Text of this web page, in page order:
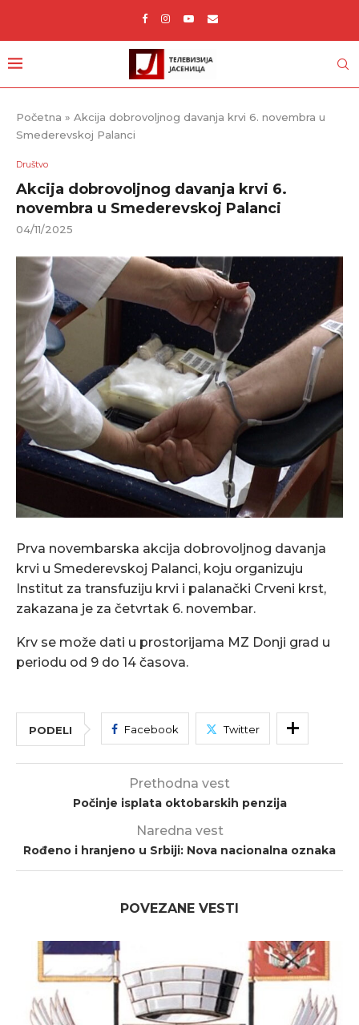
Početna » Akcija dobrovoljnog davanja krvi 6. novembra u
Smederevskoj Palanci
Društvo
Akcija dobrovoljnog davanja krvi 6.
novembra u Smederevskoj Palanci
04/11/2025
Prva novembarska akcija dobrovoljnog davanja
krvi u Smederevskoj Palanci, koju organizuju
Institut za transfuziju krvi i palanački Crveni krst,
zakazana je za četvrtak 6. novembar.
Krv se može dati u prostorijama MZ Donji grad u
periodu od 9 do 14 časova.
PODELI Facebook Twitter
Prethodna vest
Počinje isplata oktobarskih penzija
Naredna vest
Rođeno i hranjeno u Srbiji: Nova nacionalna oznaka
POVEZANE VESTI